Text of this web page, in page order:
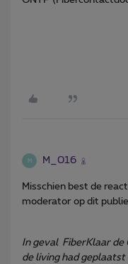
M M_016
Misschien best de
moderator op dit
In geval FiberKlaar de
de living had geplaatst